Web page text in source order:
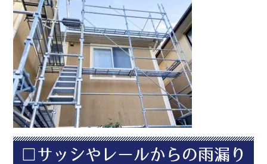
□サッシやレールからの雨漏り